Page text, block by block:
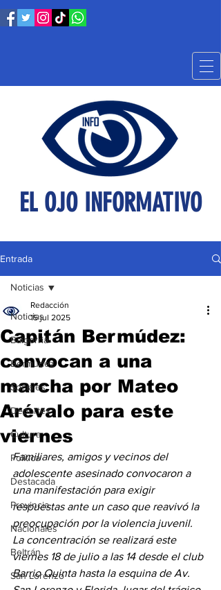
EL OJO INFORMATIVO
Entrada
Noticias
Baigorria
Bermúdez
Sociales
Deportes
Cultura
Política
Destacada
Provincia
Nacionales
Beltrán
San Lorenzo
Noticias
Capitán Bermúdez:
convocan a una
marcha por Mateo
Arévalo para este
viernes
Redacción
15 jul 2025
Familiares, amigos y vecinos del
adolescente asesinado convocaron a
una manifestación para exigir
respuestas ante un caso que reavivó la
preocupación por la violencia juvenil.
La concentración se realizará este
viernes 18 de julio a las 14 desde el club
Barrio Quinta hasta la esquina de Av.